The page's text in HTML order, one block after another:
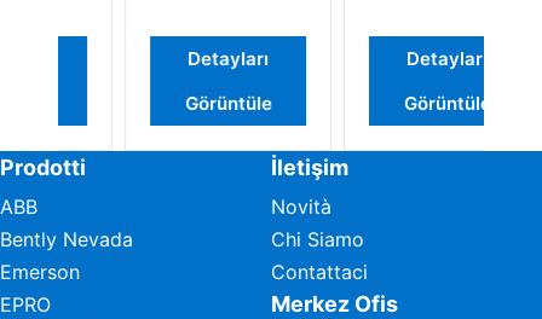
Detayları
Görüntüle
Detayları
Görüntüle
Prodotti
ABB
Bently Nevada
Emerson
EPRO
İletişim
Novità
Chi Siamo
Contattaci
Merkez Ofis